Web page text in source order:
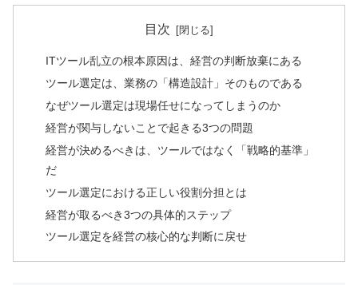
目次
ITツール乱立の根本原因は、経営の判断放棄にある
ツール選定は、業務の「構造設計」そのものである
なぜツール選定は現場任せになってしまうのか
経営が関与しないことで起きる3つの問題
経営が決めるべきは、ツールではなく「戦略的基準」
だ
ツール選定における正しい役割分担とは
経営が取るべき3つの具体的ステップ
ツール選定を経営の核心的な判断に戻せ